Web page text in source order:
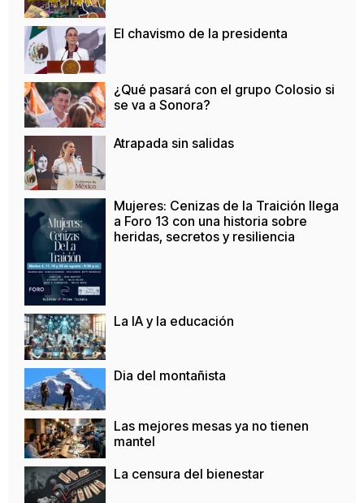
El chavismo de la presidenta
¿Qué pasará con el grupo Colosio si
se va a Sonora?
Atrapada sin salidas
Mujeres: Cenizas de la Traición llega
a Foro 13 con una historia sobre
heridas, secretos y resiliencia
La IA y la educación
Dia del montañista
Las mejores mesas ya no tienen
mantel
La censura del bienestar